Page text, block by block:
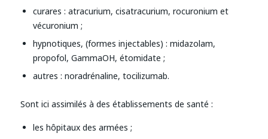
curares : atracurium, cisatracurium, rocuronium et
vécuronium ;
hypnotiques, (formes injectables) : midazolam,
propofol, GammaOH, étomidate ;
autres : noradrénaline, tocilizumab.
Sont ici assimilés à des établissements de santé :
les hôpitaux des armées ;